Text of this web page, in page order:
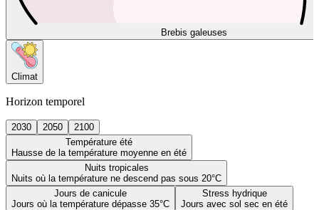
Brebis galeuses
Climat
Horizon temporel
2030 2050
2100
Température été
Hausse de la température moyenne en été
Nuits tropicales
Nuits où la température ne descend pas sous 20°C
Jours de canicule
Jours où la température dépasse 35°C
Stress hydrique
Jours avec sol sec en été